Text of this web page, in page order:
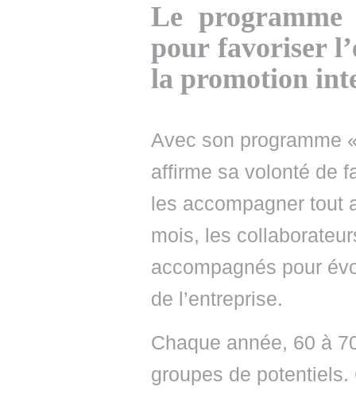
Le
pour favoriser
la promotion
Avec son programme
affirme sa volonté de
les accompagner tout
mois, les
accompagnés pour
de l’entreprise.
Chaque année, 60 à
groupes de